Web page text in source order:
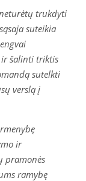
trukdyti
suteikia
šalinti triktis
sutelkti
verslą į
ir
pramonės
ramybę